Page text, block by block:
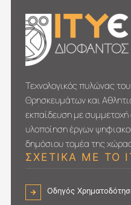
Τεχνολογικός πυλώνας
Θρησκευμάτων και
εκπαίδευση με συμμετοχή
υλοποίηση έργων
δημόσιου τομέα της
ΣΧΕΤΙΚΑ ΜΕ ΤΟ
Οδηγός